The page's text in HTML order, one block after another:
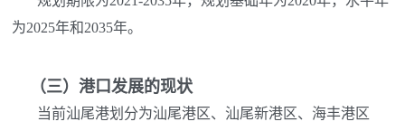
为2025年和2035年。
（三）港口发展的现状
当前汕尾港划分为汕尾港区、汕尾新港区、海丰港区